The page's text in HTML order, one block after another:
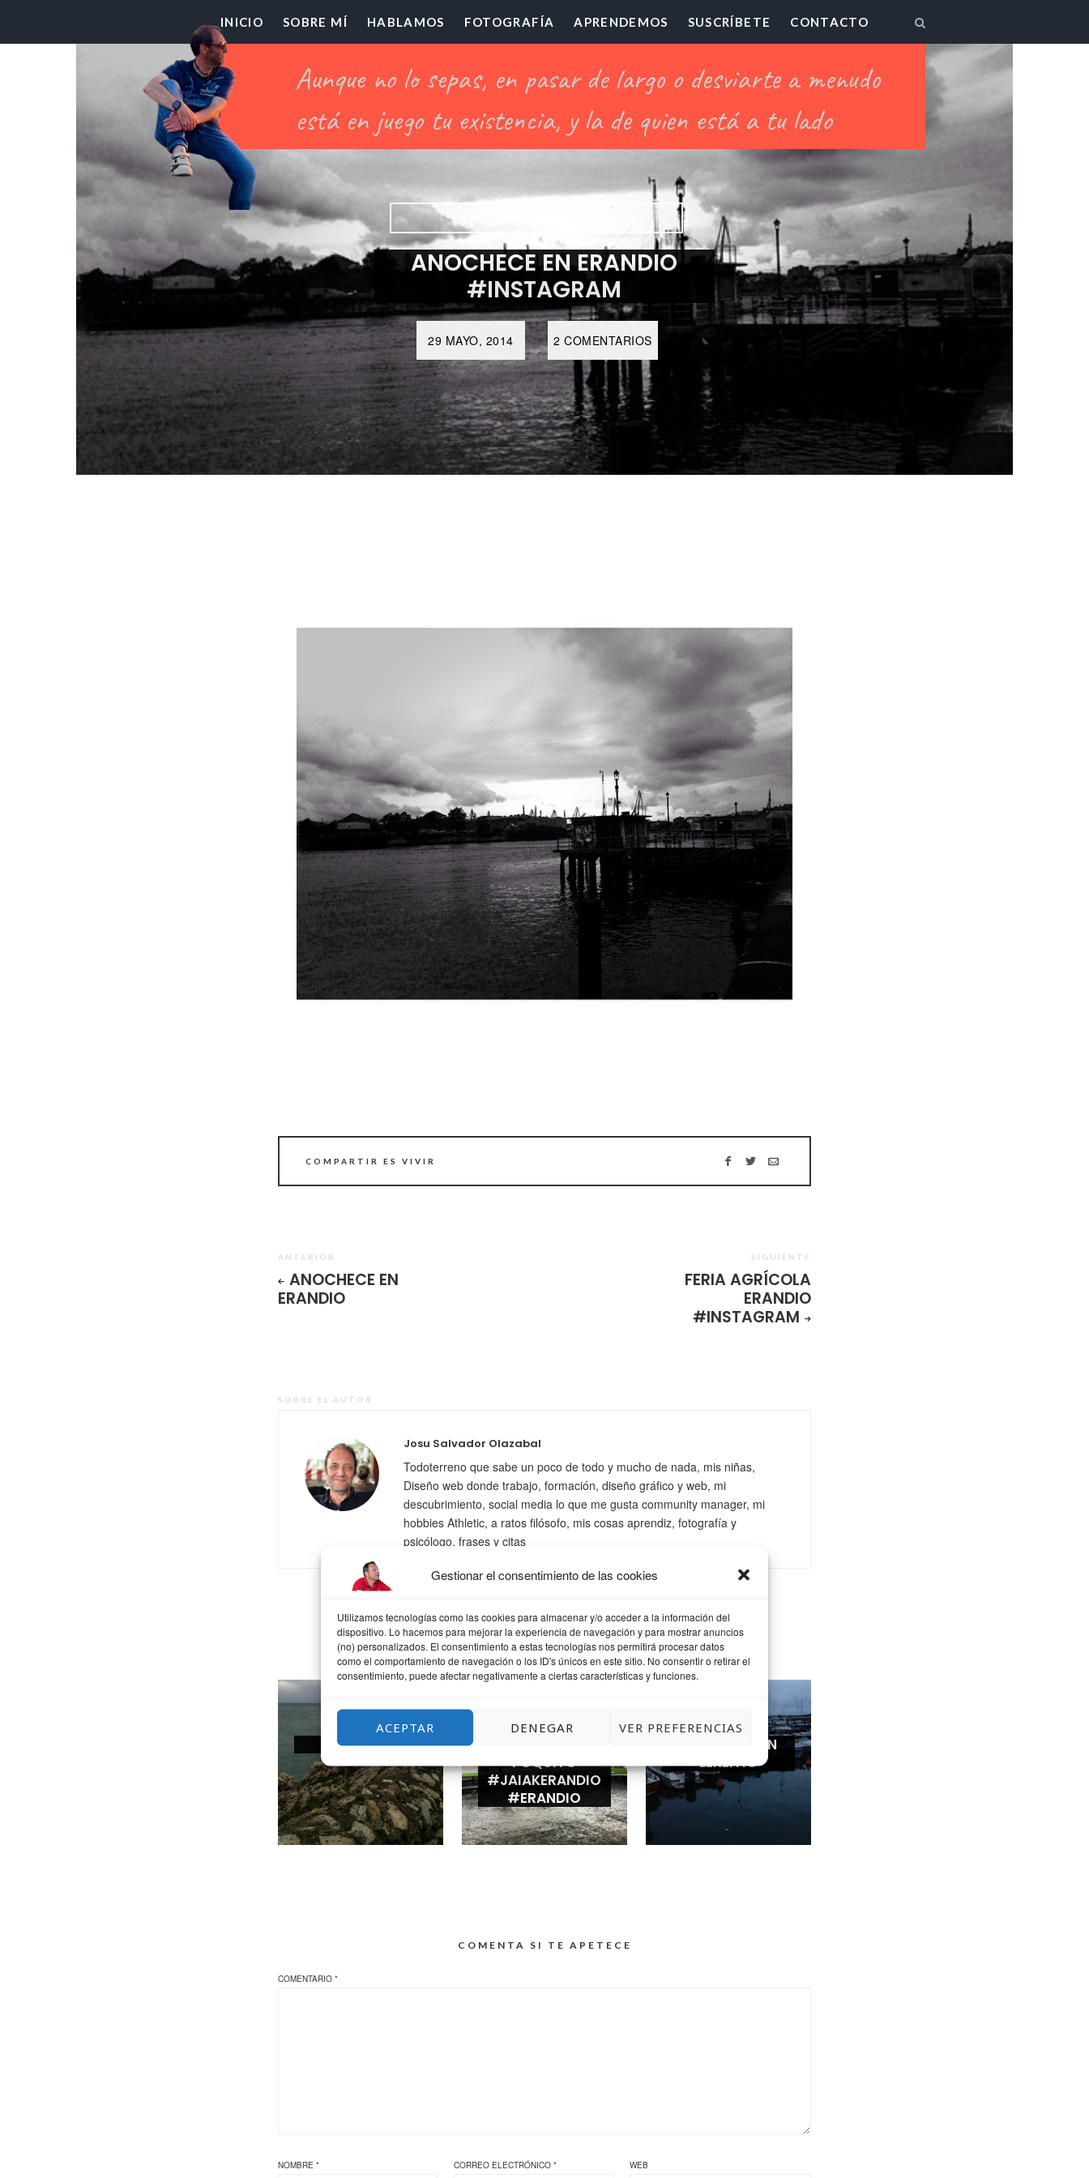
Gestionar el consentimiento de las cookies
Utilizamos tecnologías como las cookies para almacenar y/o acceder a la información del
dispositivo. Lo hacemos para mejorar la experiencia de navegación y para mostrar anuncios
(no) personalizados. El consentimiento a estas tecnologías nos permitirá procesar datos
como el comportamiento de navegación o los ID's únicos en este sitio. No consentir o retirar el
consentimiento, puede afectar negativamente a ciertas características y funciones.
ACEPTAR DENEGAR VER PREFERENCIAS
El
Profesor
Chillón
INICIO SOBRE MÍ HABLAMOS FOTOGRAFÍA APRENDEMOS SUSCRÍBETE CONTACTO
ANOCHECE EN ERANDIO
#INSTAGRAM
29 MAYO, 2014 2 COMENTARIOS
COMPARTIR ES VIVIR
ANTERIOR
ANOCHECE EN
ERANDIO
SIGUIENTE
FERIA AGRÍCOLA
ERANDIO
#INSTAGRAM
SOBRE EL AUTOR
Josu Salvador Olazabal
Todoterreno que sabe un poco de todo y mucho de nada, mis niñas,
Diseño web donde trabajo, formación, diseño gráfico y web, mi
descubrimiento, social media lo que me gusta community manager, mi
hobbies Athletic, a ratos filósofo, mis cosas aprendiz, fotografía y
psicólogo. frases y citas
QUIZÁS TE GUSTE
AFOTANDO
POQUITO
#JAIAKERANDIO
#ERANDIO
UNA TARDE EN
LEKEITIO
COMENTA SI TE APETECE
COMENTARIO *
NOMBRE * CORREO ELECTRÓNICO* WEB